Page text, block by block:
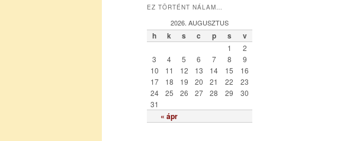
e
r
EZ TÖRTÉNT NÁLAM…
2026. AUGUSZTUS
h k s c p s v
« ápr
1
2
3
4 5 6 7 8
9
10
11 12 13 14 15
16
17
18 19 20 21 22
23
24
25 26 27 28 29
30
31